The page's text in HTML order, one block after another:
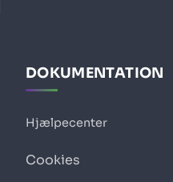
DOKUMENTATION
Hjælpecenter
Cookies